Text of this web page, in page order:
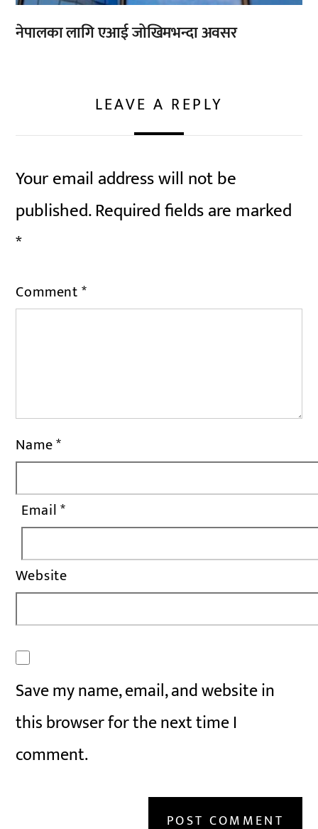
नेपालका लागि एआई जोखिमभन्दा अवसर
LEAVE A REPLY
Your email address will not be
published.Required fields are marked
*
Comment*
Name*
Email*
Website
Save my name, email, and website in
this browser for the next time I
comment.